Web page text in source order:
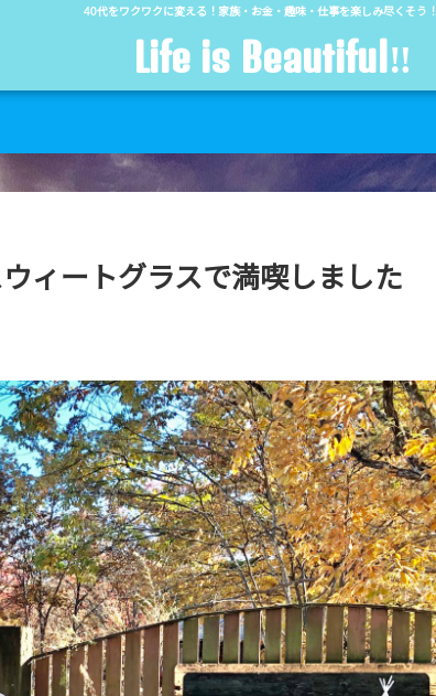
40代をワクワクに変える！家族・お金・趣味・仕事を楽しみ尽くそう！
Life is Beautiful‼︎
ィートグラスで満喫しました